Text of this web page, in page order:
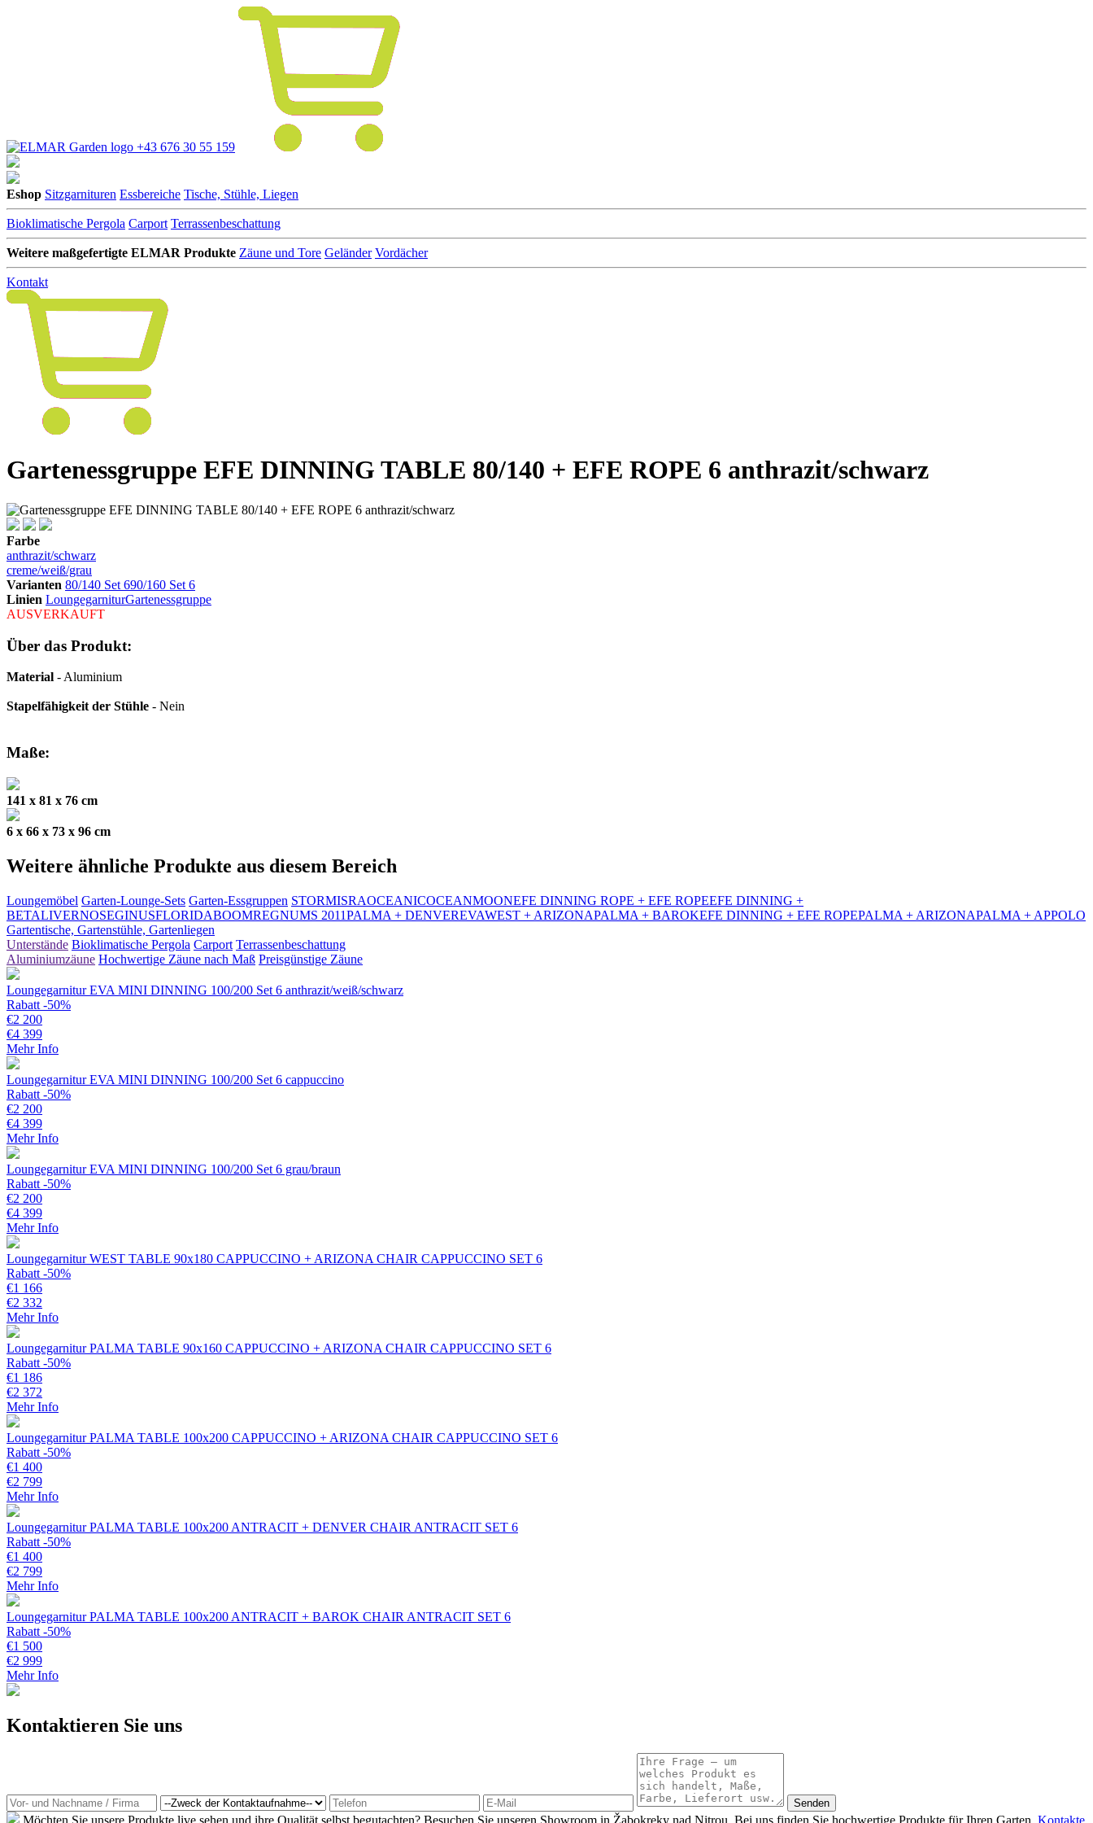
+43 676 30 55 159
Eshop Sitzgarnituren Essbereiche Tische, Stühle, Liegen
Bioklimatische Pergola Carport Terrassenbeschattung
Weitere maßgefertigte ELMAR Produkte Zäune und Tore Geländer Vordächer
Kontakt
Gartenessgruppe EFE DINNING TABLE 80/140 + EFE ROPE 6 anthrazit/schwarz
Farbe
anthrazit/schwarz
creme/weiß/grau
Varianten 80/140 Set 690/160 Set 6
Linien LoungegarniturGartenessgruppe
AUSVERKAUFT
Über das Produkt:
Material - Aluminium
Stapelfähigkeit der Stühle - Nein
Maße:
141 x 81 x 76 cm
6 x 66 x 73 x 96 cm
Weitere ähnliche Produkte aus diesem Bereich
Loungemöbel Garten-Lounge-Sets Garten-Essgruppen STORMISRAOCEANICOCEANMOONEFE DINNING ROPE + EFE ROPEEFE DINNING +
BETALIVERNOSEGINUSFLORIDABOOMREGNUMS 2011PALMA + DENVEREVAWEST + ARIZONAPALMA + BAROKEFE DINNING + EFE ROPEPALMA + ARIZONAPALMA + APPOLO
Gartentische, Gartenstühle, Gartenliegen
Unterstände Bioklimatische Pergola Carport Terrassenbeschattung
Aluminiumzäune Hochwertige Zäune nach Maß Preisgünstige Zäune
Loungegarnitur EVA MINI DINNING 100/200 Set 6 anthrazit/weiß/schwarz
Rabatt -50%
€2 200
€4 399
Mehr Info
Loungegarnitur EVA MINI DINNING 100/200 Set 6 cappuccino
Rabatt -50%
€2 200
€4 399
Mehr Info
Loungegarnitur EVA MINI DINNING 100/200 Set 6 grau/braun
Rabatt -50%
€2 200
€4 399
Mehr Info
Loungegarnitur WEST TABLE 90x180 CAPPUCCINO + ARIZONA CHAIR CAPPUCCINO SET 6
Rabatt -50%
€1 166
€2 332
Mehr Info
Loungegarnitur PALMA TABLE 90x160 CAPPUCCINO + ARIZONA CHAIR CAPPUCCINO SET 6
Rabatt -50%
€1 186
€2 372
Mehr Info
Loungegarnitur PALMA TABLE 100x200 CAPPUCCINO + ARIZONA CHAIR CAPPUCCINO SET 6
Rabatt -50%
€1 400
€2 799
Mehr Info
Loungegarnitur PALMA TABLE 100x200 ANTRACIT + DENVER CHAIR ANTRACIT SET 6
Rabatt -50%
€1 400
€2 799
Mehr Info
Loungegarnitur PALMA TABLE 100x200 ANTRACIT + BAROK CHAIR ANTRACIT SET 6
Rabatt -50%
€1 500
€2 999
Mehr Info
Kontaktieren Sie uns